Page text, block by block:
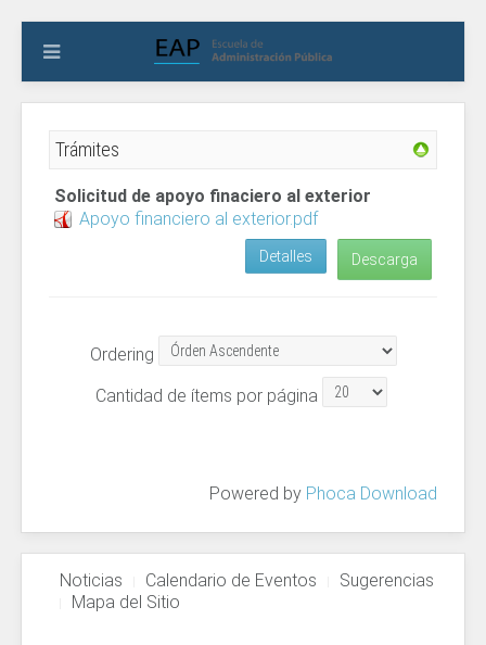
Trámites
Solicitud de apoyo finaciero al exterior
Apoyo financiero al exterior.pdf
Descarga
Detalles
Ordering
Cantidad de ítems por página
Powered by Phoca Download
Noticias Calendario de Eventos
Sugerencias
Mapa del Sitio